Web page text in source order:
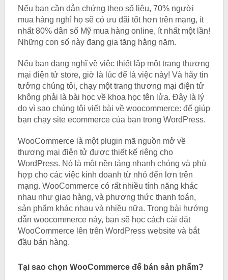
Nếu bạn cần dẫn chứng theo số liệu, 70% người
mua hàng nghĩ họ sẽ có ưu đãi tốt hơn trên mạng, ít
nhất 80% dân số Mỹ mua hàng online, ít nhất một lần!
Những con số này đang gia tăng hằng năm.
Nếu bạn đang nghĩ về việc thiết lập một trang thương
mại điện tử store, giờ là lúc để là việc này! Và hãy tin
tưởng chúng tôi, chạy một trang thương mại điện tử
không phải là bài học về khoa học tên lửa. Đây là lý
do vì sao chúng tôi viết bài về woocommerce: để giúp
bạn chạy site ecommerce của bạn trong WordPress.
WooCommerce là một plugin mã nguồn mở về
thương mại điện tử được thiết kế riêng cho
WordPress. Nó là một nền tảng nhanh chóng và phù
hợp cho các việc kinh doanh từ nhỏ đến lơn trên
mạng. WooCommerce có rất nhiều tính năng khác
nhau như giao hàng, và phương thức thanh toán,
sản phẩm khác nhau và nhiều nữa. Trong bài hướng
dẫn woocommerce này, bạn sẽ học cách cài đặt
WooCommerce lên trên WordPress website và bắt
đầu bán hàng.
Tại sao chọn WooCommerce để bán sản phẩm?